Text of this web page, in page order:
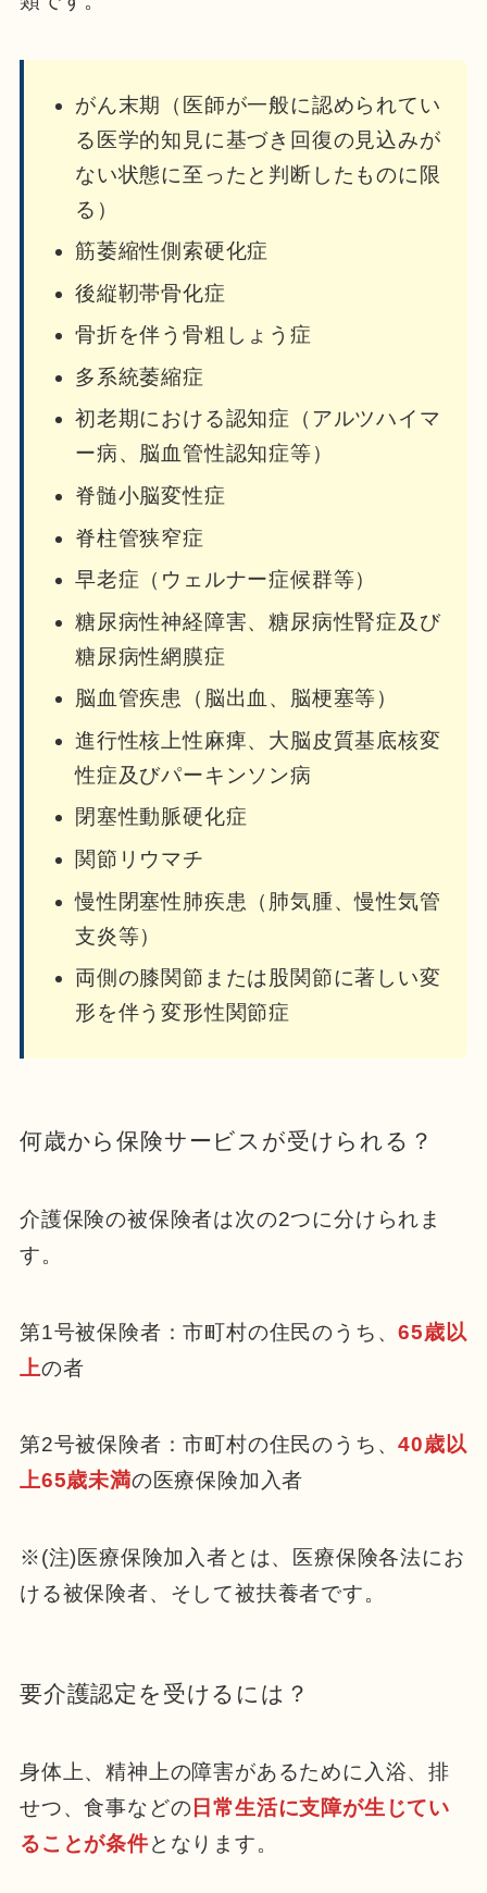
がん末期（医師が一般に認められてい
る医学的知見に基づき回復の見込みが
ない状態に至ったと判断したものに限
る）
筋萎縮性側索硬化症
後縦靭帯骨化症
骨折を伴う骨粗しょう症
多系統萎縮症
初老期における認知症（アルツハイマ
ー病、脳血管性認知症等）
脊髄小脳変性症
脊柱管狭窄症
早老症（ウェルナー症候群等）
糖尿病性神経障害、糖尿病性腎症及び
糖尿病性網膜症
脳血管疾患（脳出血、脳梗塞等）
進行性核上性麻痺、大脳皮質基底核変
性症及びパーキンソン病
閉塞性動脈硬化症
関節リウマチ
慢性閉塞性肺疾患（肺気腫、慢性気管
支炎等）
両側の膝関節または股関節に著しい変
形を伴う変形性関節症
何歳から保険サービスが受けられる？
介護保険の被保険者は次の2つに分けられま
す。
第1号被保険者：市町村の住民のうち、65歳以
上の者
第2号被保険者：市町村の住民のうち、40歳以
上65歳未満の医療保険加入者
※(注)医療保険加入者とは、医療保険各法にお
ける被保険者、そして被扶養者です。
要介護認定を受けるには？
身体上、精神上の障害があるために入浴、排
せつ、食事などの 日常生活に支障が生じてい
ることが条件となります。